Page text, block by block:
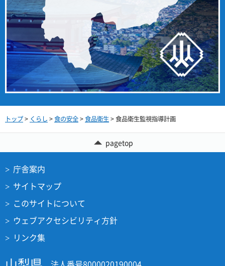
トップ> くらし >食の安全>食品衛生> 食品衛生監視指導計画
pagetop
庁舎案内
サイトマップ
このサイトについて
ウェブアクセシビリティ方針
リンク集